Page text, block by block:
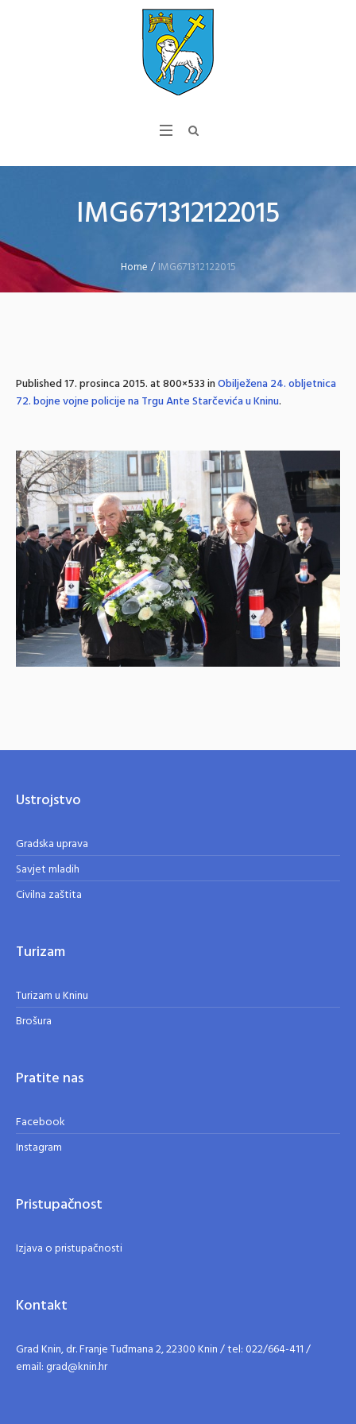
IMG671312122015
Home /IMG671312122015
Published17. prosinca 2015.at 800×533 inObilježena 24. obljetnica
72. bojne vojne policije na Trgu Ante Starčevića u Kninu.
Ustrojstvo
Gradska uprava
Savjet mladih
Civilna zaštita
Turizam
Turizam u Kninu
Brošura
Pratite nas
Facebook
Instagram
Pristupačnost
Izjava o pristupačnosti
Kontakt
Grad Knin, dr. Franje Tuđmana 2, 22300 Knin / tel: 022/664-411 /
email: grad@knin.hr